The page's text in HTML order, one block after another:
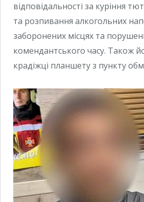
відповідальності за куріння
та розпивання алкогольних
заборонених місцях та
комендантського часу. Також
крадіжці планшету з пункту